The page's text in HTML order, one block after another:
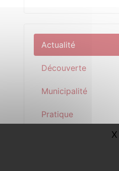
Actualité
Découverte
Municipalité
Pratique
X